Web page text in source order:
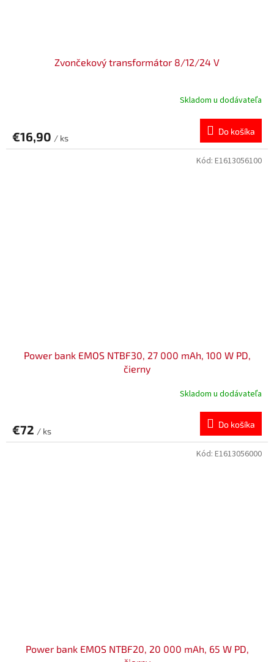
Zvončekový transformátor 8/12/24 V
Skladom u dodávateľa
€16,90 / ks
Do košíka
Power bank EMOS NTBF30, 27 000 mAh, 100 W PD,
čierny
Skladom u dodávateľa
€72 / ks
Do košíka
Kód: E1613056100
Power bank EMOS NTBF20, 20 000 mAh, 65 W PD,
Kód: E1613056000